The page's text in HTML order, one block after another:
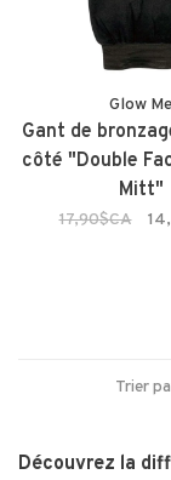
Glow Me
Gant de
côté "Double
Mitt"
17,90$CA
Trier
Découvrez la